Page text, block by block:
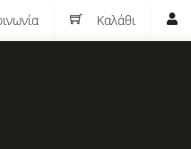
Καλάθι